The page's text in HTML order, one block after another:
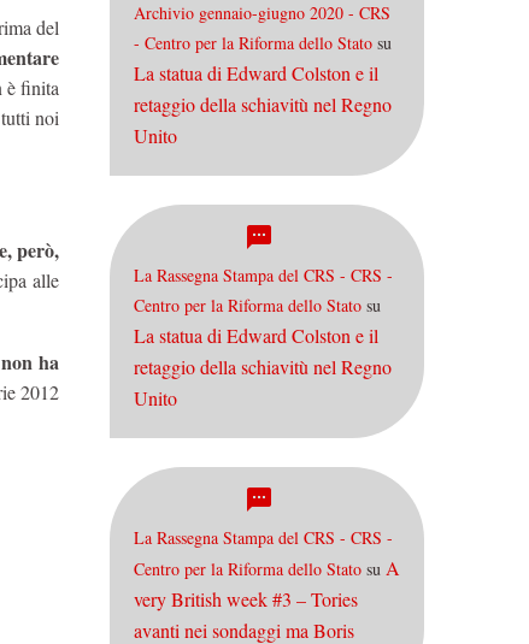
del
è finita
noi
però,
alle
ha
2012
Archivio gennaio-giugno 2020 - CRS
- Centro per la Riforma dello Stato su
La statua di Edward Colston e il
retaggio della schiavitù nel Regno
Unito
La Rassegna Stampa del CRS - CRS -
Centro per la Riforma dello Stato su
La statua di Edward Colston e il
retaggio della schiavitù nel Regno
Unito
La Rassegna Stampa del CRS - CRS -
Centro per la Riforma dello Stato su A
very British week #3 – Tories
avanti nei sondaggi ma Boris